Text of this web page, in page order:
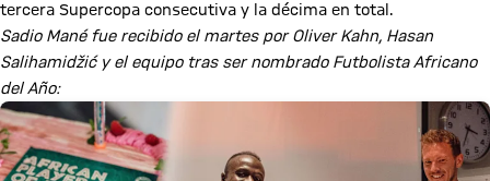
tercera Supercopa consecutiva y la décima en total.
Sadio Mané fue recibido el martes por Oliver Kahn, Hasan
Salihamidžić y el equipo tras ser nombrado Futbolista Africano
del Año: